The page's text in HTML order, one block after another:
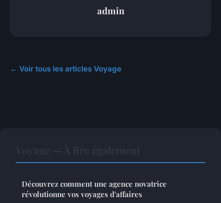
admin
← Voir tous les articles Voyage
Découvrez comment une agence novatrice
révolutionne vos voyages d'affaires